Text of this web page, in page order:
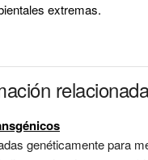
extremas.
genéticamente para